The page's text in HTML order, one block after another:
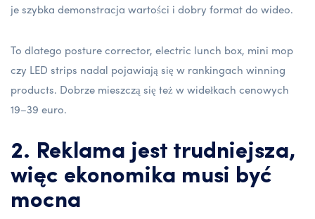
je szybka demonstracja wartości i dobry format do wideo.
To dlatego posture corrector, electric lunch box, mini mop
czy LED strips nadal pojawiają się w rankingach winning
products. Dobrze mieszczą się też w widełkach cenowych
19–39 euro.
2. Reklama jest trudniejsza,
więc ekonomika musi być
mocna